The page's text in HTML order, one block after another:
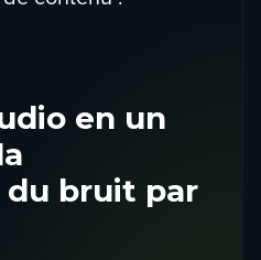
en un
du bruit par